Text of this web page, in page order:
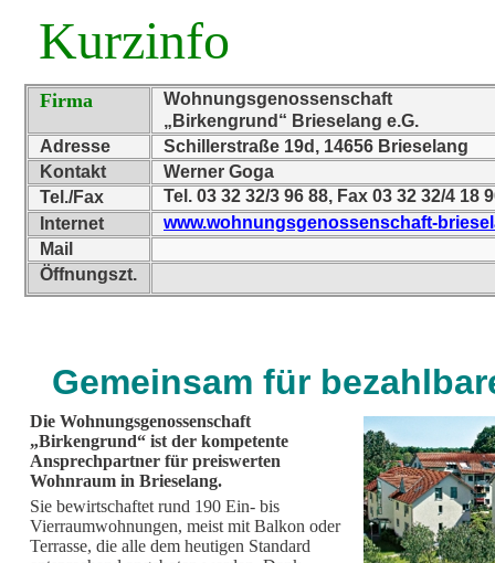
Kurzinfo
Firma
Wohnungsgenossenschaft
„Birkengrund“ Brieselang e.G.
Adresse
Schillerstraße 19d, 14656 Brieselang
Kontakt
Werner Goga
Tel./Fax
Tel. 03 32 32/3 96 88, Fax 03 32 32/4 18
Internet
www.wohnungsgenossenschaft-
Mail
Öffnungszt.
Gemeinsam für
Die Wohnungsgenossenschaft
„Birkengrund“ ist der kompetente
Ansprechpartner für preiswerten
Wohnraum in Brieselang.
Sie bewirtschaftet rund 190 Ein- bis
Vierraumwohnungen, meist mit Balkon oder
Terrasse, die alle dem heutigen Standard